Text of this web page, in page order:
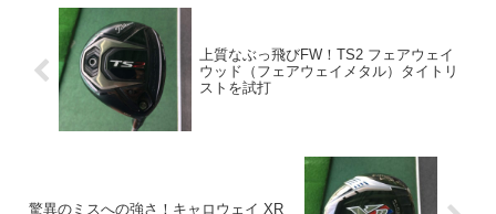
上質なぶっ飛びFW！TS2 フェアウェイ
ウッド（フェアウェイメタル）タイトリ
ストを試打
驚異のミスへの強さ！キャロウェイ XR